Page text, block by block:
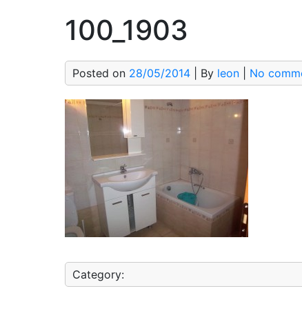
100_1903
Posted on 28/05/2014 | By leon No
Category: